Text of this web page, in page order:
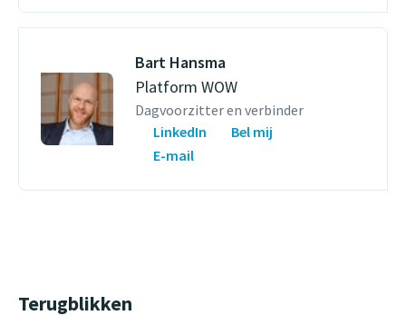
Bart Hansma
Platform WOW
Dagvoorzitter en verbinder
LinkedIn
Bel mij
E-mail
Terugblikken